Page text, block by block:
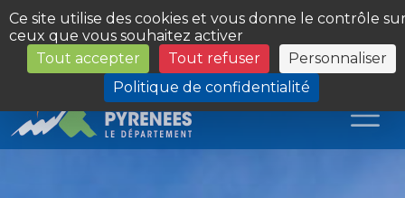
Panneau de gestion des cookies
Ce site utilise des cookies et vous donne le contrôle
ceux que vous souhaitez activer
Tout accepter
Tout refuser
Personnaliser
Politique de confidentialité
Les Sites du Département